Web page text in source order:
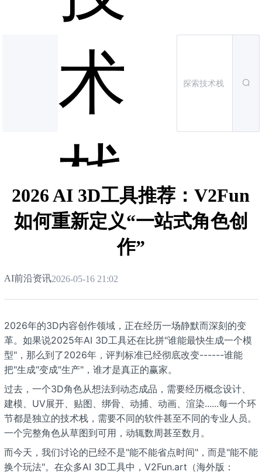
术
栈
2026 AI 3D工具推荐：V2Fun
如何重新定义“一站式角色创
作”
AI前沿资讯2026-05-16 21:02
2026年的3D内容创作领域，正在经历一场静默而深刻的变
革。如果说2025年AI 3D工具还在比拼"谁能最快生成一个模
型"，那么到了2026年，评判标准已经彻底改变------谁能
把"生成"变成"生产"，谁才是真正的赢家。
过去，一个3D角色从想法到动态成品，需要经历概念设计、
建模、UV展开、贴图、绑骨、动捕、动画、渲染......每一个环
节都是独立的技术栈，需要不同的软件甚至不同的专业人员。
一个完整角色从草图到可用，动辄数周甚至数月。
而今天，我们讨论的已经不是"能不能省点时间"，而是"能不能
换个玩法"。在众多AI 3D工具中，V2Fun.art（海外版：